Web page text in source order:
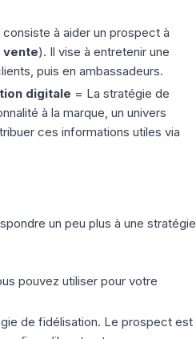
consiste à aider un prospect à
vente). Il vise à entretenir une
puis en ambassadeurs.
digitale = La stratégie de
à la marque, un univers
ces informations utiles via
un peu plus à une stratégie
pouvez utiliser pour votre
de fidélisation. Le prospect est